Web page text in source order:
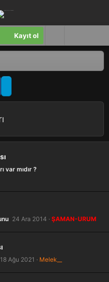
Kayıt ol
var mıdır ?
24 Ara 2014 ŞAMAN-URUM
18 Ağu 2021 Melek__